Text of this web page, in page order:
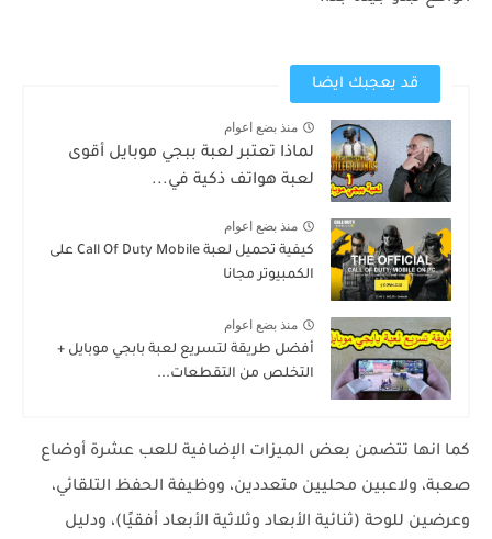
قد يعجبك ايضا
منذ بضع اعوام
لماذا تعتبر لعبة ببجي موبايل أقوى
لعبة هواتف ذكية في...
منذ بضع اعوام
كيفية تحميل لعبة Call Of Duty Mobile على
الكمبيوتر مجانا
منذ بضع اعوام
أفضل طريقة لتسريع لعبة بابجي موبايل +
التخلص من التقطعات...
كما انها تتضمن بعض الميزات الإضافية للعب عشرة أوضاع
صعبة، ولاعبين محليين متعددين، ووظيفة الحفظ التلقائي،
وعرضين للوحة (ثنائية الأبعاد وثلاثية الأبعاد أفقيًا)، ودليل